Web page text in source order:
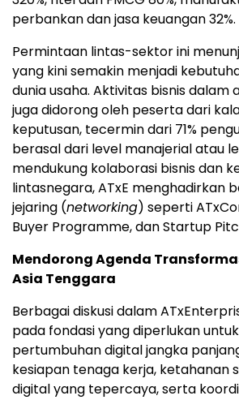
perbankan dan jasa keuangan 32%.
Permintaan lintas-sektor ini
yang kini semakin menjadi
dunia usaha. Aktivitas bisnis dalam
juga didorong oleh peserta dari
keputusan, tecermin dari 71%
berasal dari level manajerial atau
mendukung kolaborasi bisnis dan
lintasnegara, ATxE menghadirkan
jejaring (networking) seperti
Buyer Programme, dan Startup
Mendorong Agenda
Asia Tenggara
Berbagai diskusi dalam
pada fondasi yang diperlukan
pertumbuhan digital jangka
kesiapan tenaga kerja, ketahanan
digital yang tepercaya, serta